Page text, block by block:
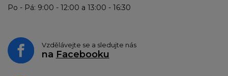
Po - Pá: 9:00 - 12:00 a 13:00 - 16:30
Vzdělávejte se a sledujte nás
na Facebooku